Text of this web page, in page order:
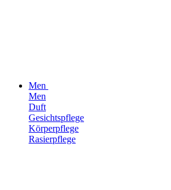
Men
Men
Duft
Gesichtspflege
Körperpflege
Rasierpflege